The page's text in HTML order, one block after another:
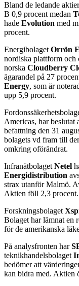
Bland de ledande
B 0,9 procent medan
hade Evolution med
procent.
EnergibolagetOrrön
nordiska plattform och
norska Cloudberry
ägarandel på 27
Energy, som är
upp 5,9 procent.
Americas, har beslutat
befattning den 31
bolagets vd fram till
omkring oförändrat.
InfranätbolagetNetel
Energidistribution
strax utanför Malmö.
Aktien föll 2,3 procent.
Forskningsbolaget
Bolaget har lämnat en
för de amerikanska
På analysfronten har
teknikhandelsbolaget
bedömer att
kan bidra med. Aktien